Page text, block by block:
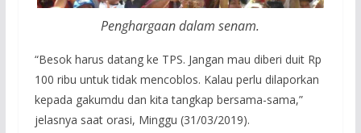
Penghargaan dalam senam.
“Besok harus datang ke TPS. Jangan mau diberi duit Rp
100 ribu untuk tidak mencoblos. Kalau perlu dilaporkan
kepada gakumdu dan kita tangkap bersama-sama,”
jelasnya saat orasi, Minggu (31/03/2019).